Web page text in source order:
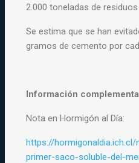
2.000 toneladas de
Se estima que se han
gramos de cemento por
Información
Nota en Hormigón al Día:
https://
primer-saco-soluble-del-